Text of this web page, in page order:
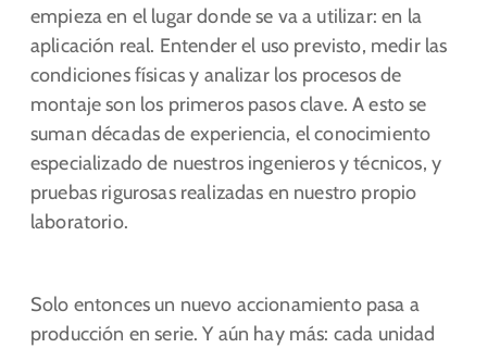
empieza en el lugar donde se va a utilizar: en la
aplicación real. Entender el uso previsto, medir las
condiciones físicas y analizar los procesos de
montaje son los primeros pasos clave. A esto se
suman décadas de experiencia, el conocimiento
especializado de nuestros ingenieros y técnicos, y
pruebas rigurosas realizadas en nuestro propio
laboratorio.
Solo entonces un nuevo accionamiento pasa a
producción en serie. Y aún hay más: cada unidad